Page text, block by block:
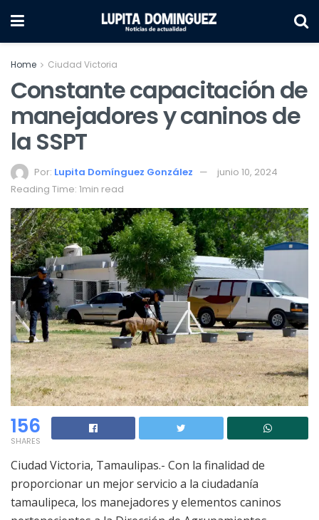
Home Ciudad Victoria
Constante capacitación de
manejadores y caninos de
la SSPT
Por: Lupita Domínguez González
junio 10, 2024
Reading Time: 1min read
156
SHARES
Ciudad Victoria, Tamaulipas.- Con la finalidad de
proporcionar un mejor servicio a la ciudadanía
tamaulipeca, los manejadores y elementos caninos